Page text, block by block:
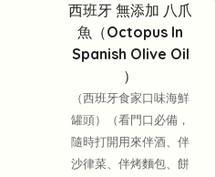
西班牙 無添加 八爪
魚（Octopus In
Spanish Olive Oil
）
（西班牙食家口味海鮮
罐頭）（看門口必備，
隨時打開用來伴酒、伴
沙律菜、伴烤麵包、餅